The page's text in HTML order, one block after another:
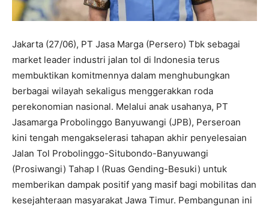
Jakarta (27/06), PT Jasa Marga (Persero) Tbk sebagai
market leader industri jalan tol di Indonesia terus
membuktikan komitmennya dalam menghubungkan
berbagai wilayah sekaligus menggerakkan roda
perekonomian nasional. Melalui anak usahanya, PT
Jasamarga Probolinggo Banyuwangi (JPB), Perseroan
kini tengah mengakselerasi tahapan akhir penyelesaian
Jalan Tol Probolinggo-Situbondo-Banyuwangi
(Prosiwangi) Tahap I (Ruas Gending-Besuki) untuk
memberikan dampak positif yang masif bagi mobilitas dan
kesejahteraan masyarakat Jawa Timur. Pembangunan ini